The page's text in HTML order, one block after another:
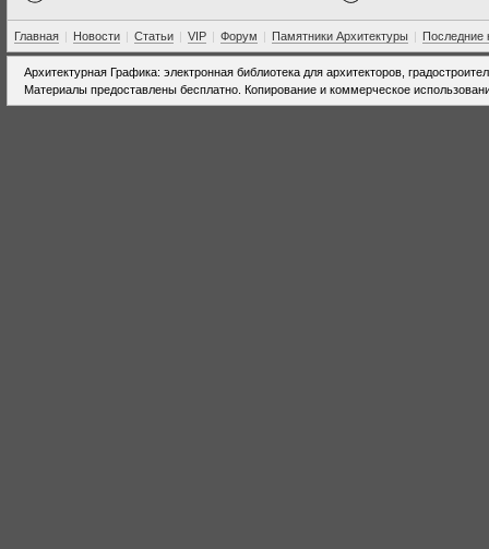
Главная | Новости | Статьи | VIP | Форум | Памятники Архитектуры | Последние
Архитектурная Графика: электронная библиотека для архитекторов,
Материалы предоставлены бесплатно. Копирование и коммерческое